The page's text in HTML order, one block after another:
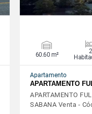
60.60 m²
2
Apartamento
APARTAMENTO
APARTAMENTO
SABANA Venta -